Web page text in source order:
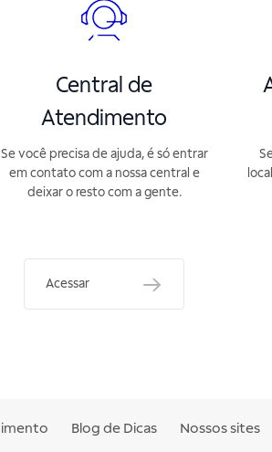
Central de
Atendimento
Se você precisa de ajuda, é só entrar
em contato com a nossa central e
deixar o resto com a gente.
Acessar
Blog de Dicas Nossos sites